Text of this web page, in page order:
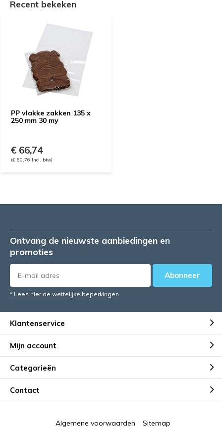
Recent bekeken
PP vlakke zakken 135 x
250 mm 30 my
€ 66,74
(€ 80,76 Incl. btw)
Ontvang de nieuwste aanbiedingen en
promoties
Abonneer
* Lees hier de wettelijke beperkingen
Klantenservice
Mijn account
Categorieën
Contact
Algemene voorwaarden Sitemap